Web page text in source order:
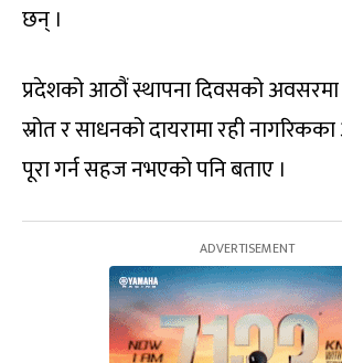
छन् ।
प्रदेशको आठौं स्थापना दिवसको
स्रोत र साधनको दायरामा रही
पूरा गर्न सहज नभएको पनि बताए ।